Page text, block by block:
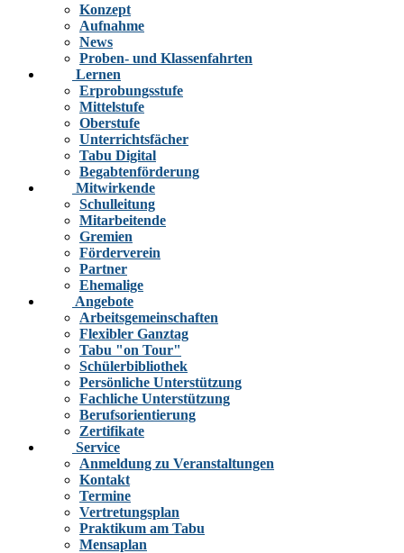
Konzept
Aufnahme
News
Proben- und Klassenfahrten
Lernen
Erprobungsstufe
Mittelstufe
Oberstufe
Unterrichtsfächer
Tabu Digital
Begabtenförderung
Mitwirkende
Schulleitung
Mitarbeitende
Gremien
Förderverein
Partner
Ehemalige
Angebote
Arbeitsgemeinschaften
Flexibler Ganztag
Tabu "on Tour"
Schülerbibliothek
Persönliche Unterstützung
Fachliche Unterstützung
Berufsorientierung
Zertifikate
Service
Anmeldung zu Veranstaltungen
Kontakt
Termine
Vertretungsplan
Praktikum am Tabu
Mensaplan